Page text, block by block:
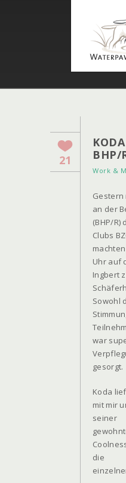
21
BHP/
Work &
Gestern
an der
(BHP/
Clubs
Uhr auf
Ingbert
Sowohl
war
gesorgt.
Koda lief
mit mir
seiner
die